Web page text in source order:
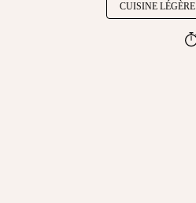
CUISINE LÉGÈRE